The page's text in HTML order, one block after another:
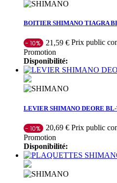
BOITIER SHIMANO TIAGRA
- 10% 21,59 € Prix public
Promotion
Disponibilité:
LEVIER SHIMANO DEORE
- 10% 20,69 € Prix public
Promotion
Disponibilité: